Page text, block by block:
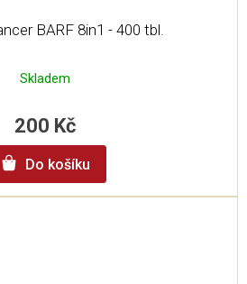
BARF 8in1 - 400 tbl.
Skladem
200 Kč
Do košíku